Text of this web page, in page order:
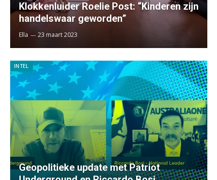
Klokkenluider Roelie Post: “Kinderen zijn
handelswaar geworden”
Ella 23 maart 2023
INTEL
Geopolitieke update met Patriot